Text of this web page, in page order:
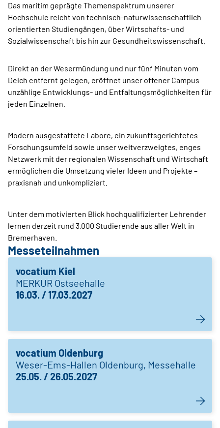
Das maritim geprägte Themenspektrum unserer
Hochschule reicht von technisch-naturwissenschaftlich
orientierten Studiengängen, über Wirtschafts- und
Sozialwissenschaft bis hin zur Gesundheitswissenschaft.
Direkt an der Wesermündung und nur fünf Minuten vom
Deich entfernt gelegen, eröffnet unser offener Campus
unzählige Entwicklungs- und Entfaltungsmöglichkeiten für
jeden Einzelnen.
Modern ausgestattete Labore, ein zukunftsgerichtetes
Forschungsumfeld sowie unser weitverzweigtes, enges
Netzwerk mit der regionalen Wissenschaft und Wirtschaft
ermöglichen die Umsetzung vieler Ideen und Projekte –
praxisnah und unkompliziert.
Unter dem motivierten Blick hochqualifizierter Lehrender
lernen derzeit rund 3.000 Studierende aus aller Welt in
Bremerhaven.
Messeteilnahmen
vocatium Kiel
MERKUR Ostseehalle
16.03. / 17.03.2027
vocatium Oldenburg
Weser-Ems-Hallen Oldenburg, Messehalle
25.05. / 26.05.2027